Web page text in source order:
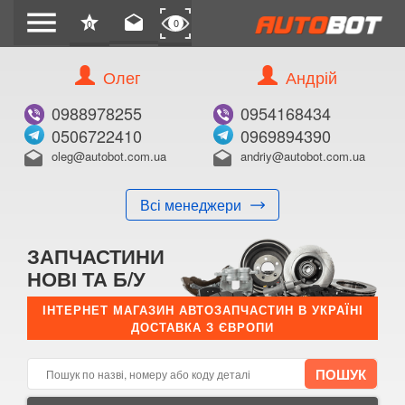
menu star
0 drafts 0
Олег
0988978255
0506722410
drafts oleg@autobot.com.ua
Всі менеджери
Андрій
0954168434
0969894390
drafts andriy@autobot.com.ua
ЗАПЧАСТИНИ
НОВІ ТА Б/У
ІНТЕРНЕТ МАГАЗИН АВТОЗАПЧАСТИН В УКРАЇНІ
ДОСТАВКА З ЄВРОПИ
КУПИТИ
Оригінальний номер:
Примітка:
E-mail:
Телефон: